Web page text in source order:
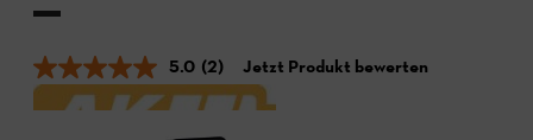
5.0 (2) Jetzt Produkt bewerten